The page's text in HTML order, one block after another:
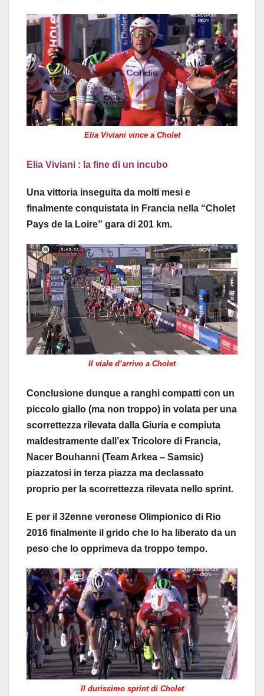
Elia Viviani vince a Cholet
Elia Viviani : la fine di un incubo
Una vittoria inseguita da molti mesi e
finalmente conquistata in Francia nella “Cholet
Pays de la Loire” gara di 201 km.
Il viale d’arrivo a Cholet
Conclusione dunque a ranghi compatti con un
piccolo giallo (ma non troppo) in volata per una
scorrettezza rilevata dalla Giuria e compiuta
maldestramente dall’ex Tricolore di Francia,
Nacer Bouhanni (Team Arkea – Samsic)
piazzatosi in terza piazza ma declassato
proprio per la scorrettezza rilevata nello sprint.
E per il 32enne veronese Olimpionico di Rio
2016 finalmente il grido che lo ha liberato da un
peso che lo opprimeva da troppo tempo.
Il durissimo sprint di Cholet